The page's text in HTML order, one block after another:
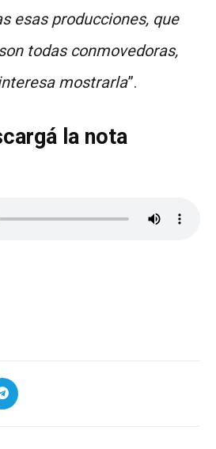
esas producciones, que
todas conmovedoras,
mostrarla”.
la nota